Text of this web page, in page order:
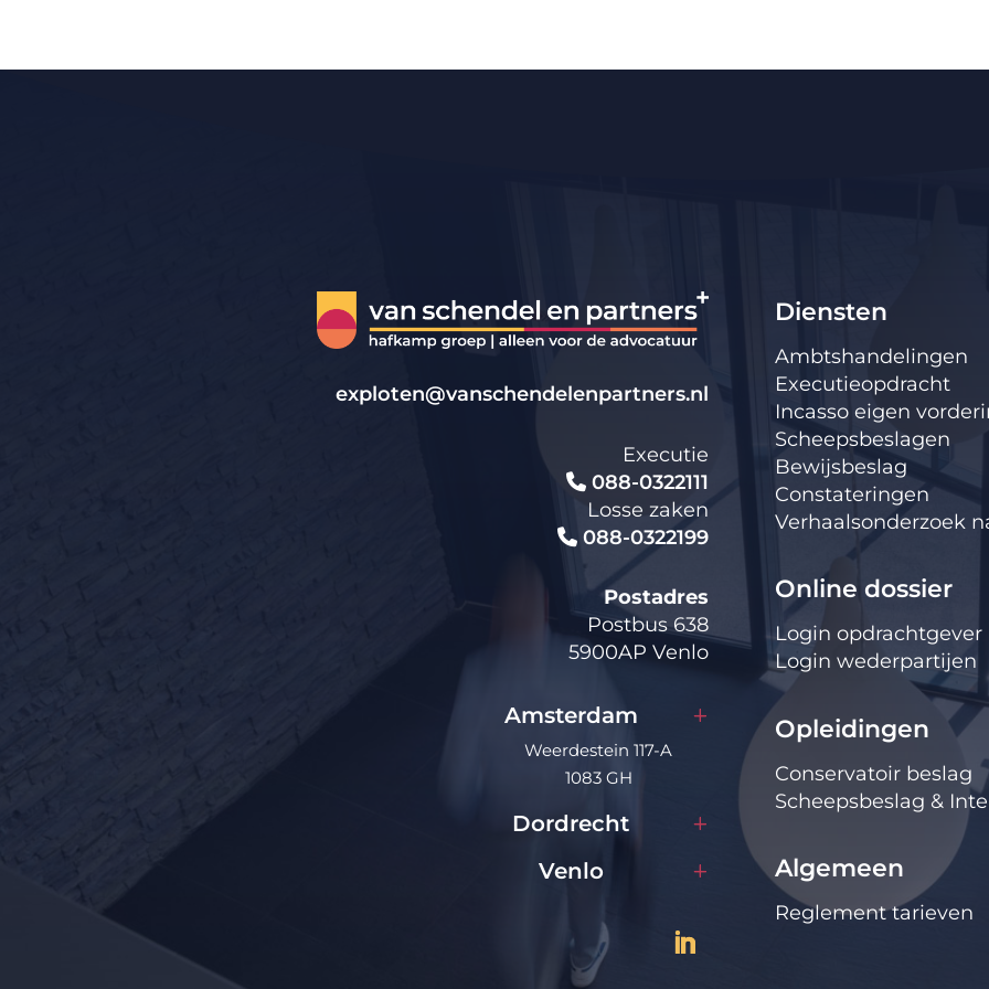
exploten@vanschendelenpartners.nl
Executie
088-0322111
Losse zaken
088-0322199
Postadres
Postbus 638
5900AP Venlo
Amsterdam
Weerdestein 117-A
1083 GH
Dordrecht
Venlo
Diensten
Ambtshandelingen
Executieopdracht
Incasso eigen
Scheepsbeslagen
Bewijsbeslag
Constateringen
Verhaalsonderzoek
Online dossier
Login opdrachtgever
Login wederpartijen
Opleidingen
Conservatoir beslag
Scheepsbeslag &
Algemeen
Reglement tarieven